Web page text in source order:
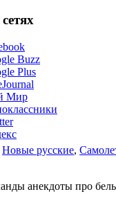
Новые русские,
анекдоты про